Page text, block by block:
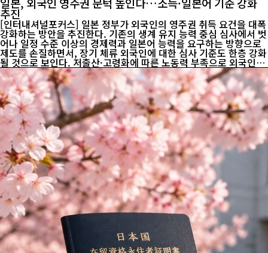
추진
[인터내셔널포커스] 일본 정부가 외국인의 영주권 취득 요건을 대폭
강화하는 방안을 추진한다. 기존의 생계 유지 능력 중심 심사에서 벗
어나 일정 수준 이상의 경제력과 일본어 능력을 요구하는 방향으로
제도를 손질하면서, 장기 체류 외국인에 대한 심사 기준도 한층 강화
될 것으로 보인다. 저출산·고령화에 따른 노동력 부족으로 외국인
유입은 확대하면서도 영주권 심사는 더욱 엄격하게 관리하려는 정책
기조가 뚜렷해지고 있다는 분석이 나온다. 일본 출입국재류관리청
은 4일 외국인 영주허가 신청에 관한 새로운 가이드라인 개정안을
공개했다. 개정안은 영주권 신청자의 경제적 자립 능력과 사회 적응
능력을 보다 엄격하게 평가하는 데 초점을 맞췄다. 가장 큰 변화는
경제적 요건이다. 현행 기준은 '독립적으로 생계를 유지할 수 있는
능력'을 요구하지만, 개정안은 이를 '일본 일반 가구의 평균 수준에
미치지 않는 경제적 기반을 갖출 것'...